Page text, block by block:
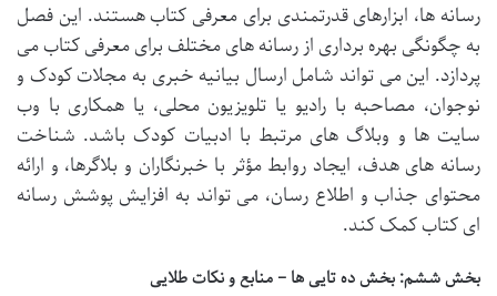
رسانه ها، ابزارهای قدرتمندی برای معرفی کتاب هستند. این فصل
به چگونگی بهره برداری از رسانه های مختلف برای معرفی کتاب می
پردازد. این می تواند شامل ارسال بیانیه خبری به مجلات کودک و
نوجوان، مصاحبه با رادیو یا تلویزیون محلی، یا همکاری با وب
سایت ها و وبلاگ های مرتبط با ادبیات کودک باشد. شناخت
رسانه های هدف، ایجاد روابط مؤثر با خبرنگاران و بلاگرها، و ارائه
محتوای جذاب و اطلاع رسان، می تواند به افزایش پوشش رسانه
ای کتاب کمک کند.
بخش ششم: بخش ده تایی ها – منابع و نکات طلایی